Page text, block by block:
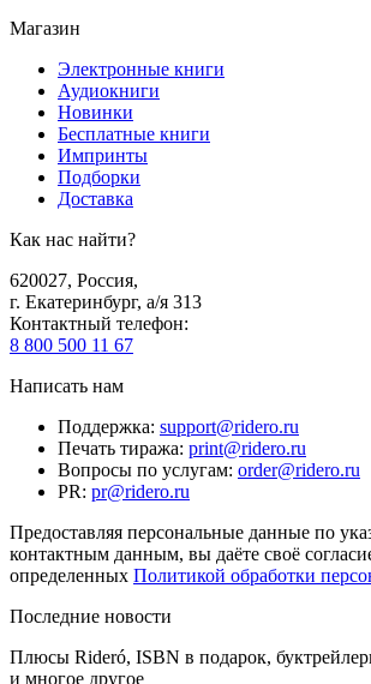
Магазин
Электронные книги
Аудиокниги
Новинки
Бесплатные книги
Импринты
Подборки
Доставка
Как нас найти?
620027, Россия,
г. Екатеринбург, а/я 313
Контактный телефон:
8 800 500 11 67
Написать нам
Поддержка: support@ridero.ru
Печать тиража: print@ridero.ru
Вопросы по услугам: order@ridero.ru
PR: pr@ridero.ru
Предоставляя персональные данные по
контактным данным, вы даёте своё
определенных Политикой обработки
Последние новости
Плюсы Rideró, ISBN в подарок,
и многое другое